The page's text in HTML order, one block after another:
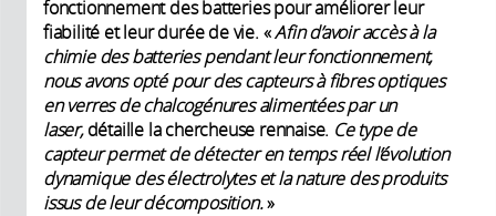
fonctionnement des batteries pour améliorer leur
fiabilité et leur durée de vie. «Afin d’avoir accès à la
chimie des batteries pendant leur fonctionnement,
nous avons opté pour des capteurs à fibres optiques
en verres de chalcogénures alimentées par un
laser,détaille la chercheuse rennaise. Ce type de
capteur permet de détecter en temps réel l’évolution
dynamique des électrolytes et la nature des produits
issus de leur décomposition.»